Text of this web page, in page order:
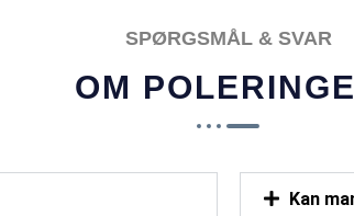
SPØRGSMÅL & SVAR
OM
Kan